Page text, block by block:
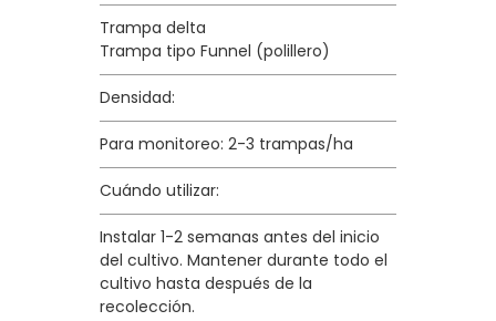
Trampa delta
Trampa tipo Funnel (polillero)
Densidad:
Para monitoreo: 2-3 trampas/ha
Cuándo utilizar:
Instalar 1-2 semanas antes del inicio
del cultivo. Mantener durante todo el
cultivo hasta después de la
recolección.